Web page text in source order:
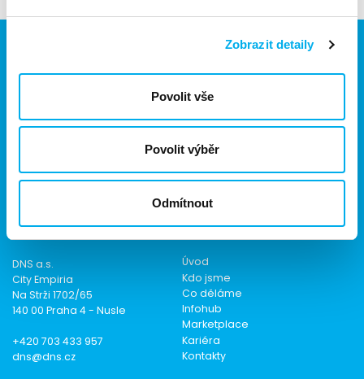
Zobrazit detaily
Povolit vše
Povolit výběr
Odmítnout
Jsme součástí eD skupiny, ekosystému firem v oblasti IT,
obchodu, softwarových řešení, komunikace, e-commerce
a technologií s 30 lety zkušeností, více než 700 odborníky
a tržbami přesahujícími 16 miliard.
Kontakt
DNS a.s.
City Empiria
Na Strži 1702/65
140 00 Praha 4 - Nusle
+420 703 433 957
dns@dns.cz
Menu
Úvod
Kdo jsme
Co děláme
Infohub
Marketplace
Kariéra
Kontakty